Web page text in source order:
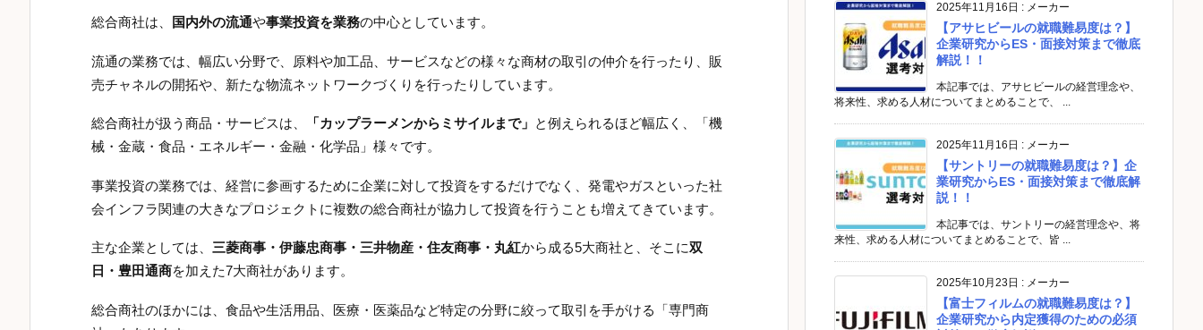
総合商社は、 国内外の流通や事業投資を業務の中心としています。
流通の業務では、幅広い分野で、原料や加工品、サービスなどの様々な商材の取引の仲介を行ったり、販
売チャネルの開拓や、新たな物流ネットワークづくりを行ったりしています。
総合商社が扱う商品・サービスは、 「カップラーメンからミサイルまで」
と例えられるほど幅広く、「機
械・金蔵・食品・エネルギー・金融・化学品」様々です。
事業投資の業務では、経営に参画するために企業に対して投資をするだけでなく、発電やガスといった社
会インフラ関連の大きなプロジェクトに複数の総合商社が協力して投資を行うことも増えてきています。
主な企業としては、 三菱商事・伊藤忠商事・三井物産・住友商事・丸紅から成る5大商社と、そこに双
日・豊田通商を加えた7大商社があります。
総合商社のほかには、食品や生活用品、医療・医薬品など特定の分野に絞って取引を手がける「専門商
2025年11月16日 : メーカー
【アサヒビールの就職難易度は？】
企業研究からES・面接対策まで徹底
解説！！
本記事では、アサヒビールの経営理念や、
将来性、求める人材についてまとめることで、 ...
2025年11月16日 : メーカー
【サントリーの就職難易度は？】企
業研究からES・面接対策まで徹底解
説！！
本記事では、サントリーの経営理念や、将
来性、求める人材についてまとめることで、皆 ...
2025年10月23日 : メーカー
【富士フィルムの就職難易度は？】
企業研究から内定獲得のための必須